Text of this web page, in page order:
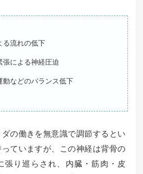
る流れの低下
張による神経圧迫
動などのバランス低下
の働きを無意識で調節するとい
ていますが、この神経は背骨の
張り巡らされ、内臓・筋肉・皮